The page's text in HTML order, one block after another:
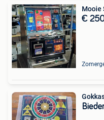
Mooie
€